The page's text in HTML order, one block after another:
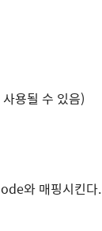
용될 수 있음)
와 매핑시킨다.